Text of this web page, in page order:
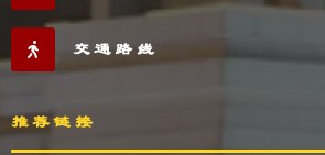
交通路线
推荐链接